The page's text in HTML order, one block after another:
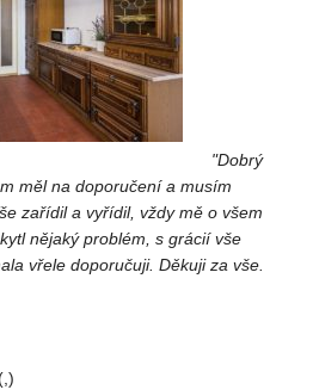
"Dobrý
měl na doporučení a musím
zařídil a vyřídil, vždy mě o všem
nějaký problém, s grácií vše
vřele doporučuji. Děkuji za vše.